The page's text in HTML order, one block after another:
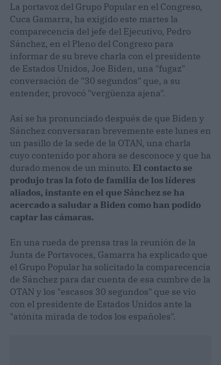
La portavoz del Grupo Popular en el Congreso,
Cuca Gamarra, ha exigido este martes la
comparecencia del jefe del Ejecutivo, Pedro
Sánchez, en el Pleno del Congreso para
informar de su breve charla con el presidente
de Estados Unidos, Joe Biden, una "fugaz"
conversación de "30 segundos" que, a su
entender, provocó "vergüenza ajena".
Así se ha pronunciado después de que Biden y
Sánchez conversaran brevemente este lunes en
un pasillo de la sede de la OTAN, una charla
cuyo contenido por ahora se desconoce y que ha
durado menos de un minuto. El contacto se
produjo tras la foto de familia de los líderes
aliados, instante en el que Sánchez se ha
acercado a saludar a Biden como han podido
captar las cámaras.
En una rueda de prensa tras la reunión de la
Junta de Portavoces, Gamarra ha explicado que
el Grupo Popular ha solicitado la comparecencia
de Sánchez para dar cuenta de esa cumbre de la
OTAN y los "escasos 30 segundos" que se vio
con el presidente de Estados Unidos ante la
"atónita mirada de todos los españoles".